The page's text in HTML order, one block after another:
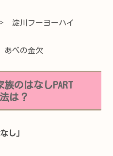
淀川フーヨーハイ
べの金欠
のはなしPART
は？
し」